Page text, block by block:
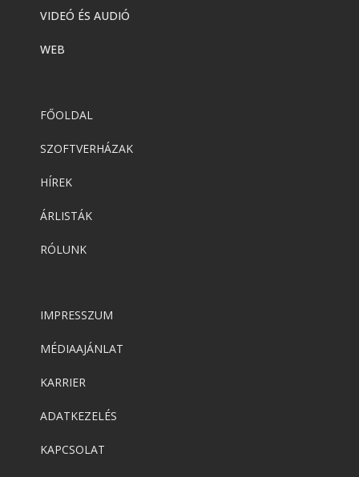
VIDEÓ ÉS AUDIÓ
WEB
FŐOLDAL
SZOFTVERHÁZAK
HÍREK
ÁRLISTÁK
RÓLUNK
IMPRESSZUM
MÉDIAAJÁNLAT
KARRIER
ADATKEZELÉS
KAPCSOLAT